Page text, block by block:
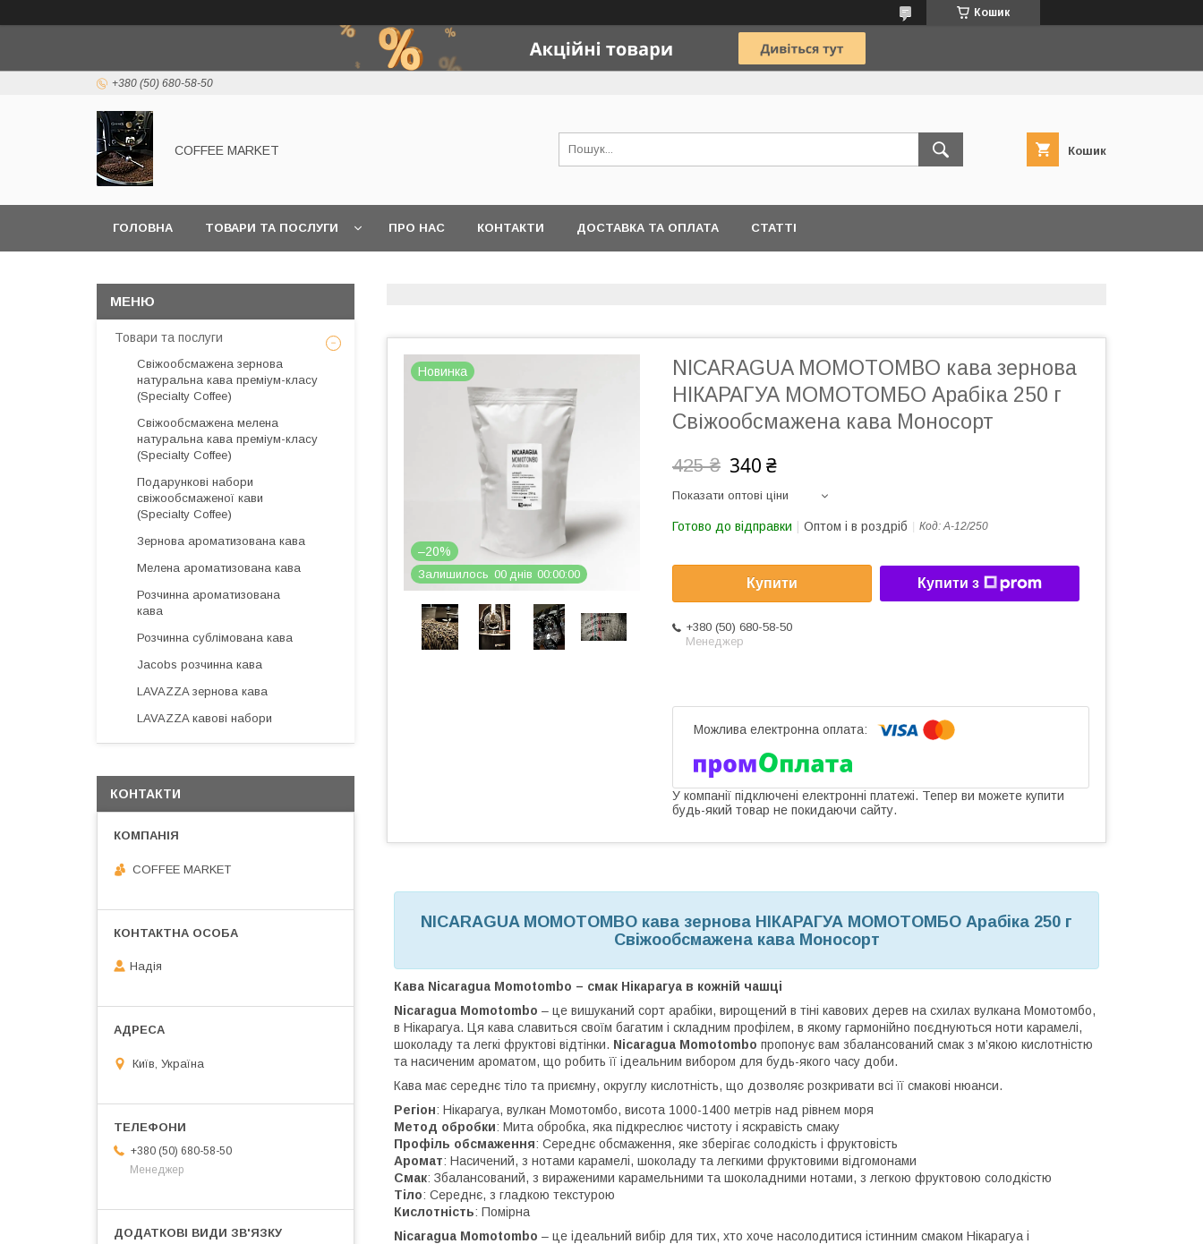
Кошик
+380 (50) 680-58-50
COFFEE MARKET Кошик
ГОЛОВНА ТОВАРИ ТА ПОСЛУГИ ПРО НАС КОНТАКТИ ДОСТАВКА ТА ОПЛАТА СТАТТІ
Новинка
–20%
Залишилось 00 днів 00 00 00
NICARAGUA MOMOTOMBO кава зернова
НІКАРАГУА МОМОТОМБО Арабіка 250 г
Свіжообсмажена кава Моносорт
425 ₴ 340 ₴
Показати оптові ціни
Готово до відправки Оптом і в роздріб Код:А-12/250
Купити Купити з
+380 (50) 680-58-50
Менеджер
У компанії підключені електронні платежі. Тепер ви можете купити
будь-який товар не покидаючи сайту.
NICARAGUA MOMOTOMBO кава зернова НІКАРАГУА МОМОТОМБО Арабіка 250 г
Свіжообсмажена кава Моносорт
Кава Nicaragua Momotombo – смак Нікарагуа в кожній чашці
Nicaragua Momotombo – це вишуканий сорт арабіки, вирощений в тіні кавових дерев на схилах вулкана Момотомбо,
в Нікарагуа. Ця кава славиться своїм багатим і складним профілем, в якому гармонійно поєднуються ноти карамелі,
шоколаду та легкі фруктові відтінки. Nicaragua Momotombo пропонує вам збалансований смак з м’якою кислотністю
та насиченим ароматом, що робить її ідеальним вибором для будь-якого часу доби.
Кава має середнє тіло та приємну, округлу кислотність, що дозволяє розкривати всі її смакові нюанси.
Регіон: Нікарагуа, вулкан Момотомбо, висота 1000-1400 метрів над рівнем моря
Метод обробки: Мита обробка, яка підкреслює чистоту і яскравість смаку
Профіль обсмаження: Середнє обсмаження, яке зберігає солодкість і фруктовість
Аромат: Насичений, з нотами карамелі, шоколаду та легкими фруктовими відгомонами
Смак: Збалансований, з вираженими карамельними та шоколадними нотами, з легкою фруктовою солодкістю
Тіло: Середнє, з гладкою текстурою
Кислотність: Помірна
Nicaragua Momotombo – це ідеальний вибір для тих, хто хоче насолодитися істинним смаком Нікарагуа і
Товари та послуги
Свіжообсмажена зернова
натуральна кава преміум-класу
(Specialty Coffee)
Свіжообсмажена мелена
натуральна кава преміум-класу
(Specialty Coffee)
Подарункові набори
свіжообсмаженої кави
(Specialty Coffee)
Зернова ароматизована кава
Мелена ароматизована кава
Розчинна ароматизована
кава
Розчинна сублімована кава
Jacobs розчинна кава
LAVAZZA зернова кава
LAVAZZA кавові набори
КОНТАКТИ
COFFEE MARKET
Надія
Київ, Україна
+380 (50) 680-58-50
Менеджер